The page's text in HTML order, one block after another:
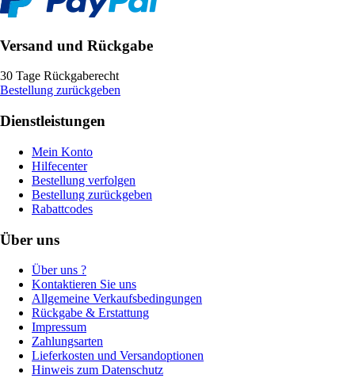
Versand und Rückgabe
30 Tage Rückgaberecht
Bestellung zurückgeben
Dienstleistungen
Mein Konto
Hilfecenter
Bestellung verfolgen
Bestellung zurückgeben
Rabattcodes
Über uns
Über uns ?
Kontaktieren Sie uns
Allgemeine Verkaufsbedingungen
Rückgabe & Erstattung
Impressum
Zahlungsarten
Lieferkosten und Versandoptionen
Hinweis zum Datenschutz